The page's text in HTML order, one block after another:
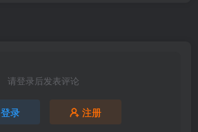
请登录后发表评论
登录 注册